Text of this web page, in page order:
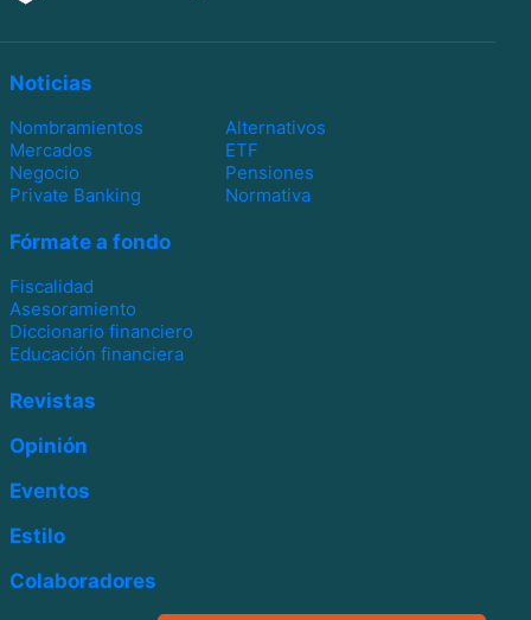
Noticias
Nombramientos
Alternativos
Mercados
ETF
Negocio
Pensiones
Private Banking
Normativa
Fórmate a fondo
Fiscalidad
Asesoramiento
Diccionario financiero
Educación financiera
Revistas
Opinión
Eventos
Estilo
Colaboradores